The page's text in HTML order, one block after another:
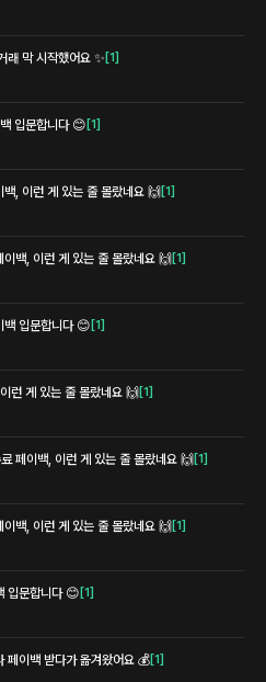
래 막 시작했어요 ✨ [1]
입문합니다 😊 [1]
, 이런 게 있는 줄 몰랐네요 🙌 [1]
백, 이런 게 있는 줄 몰랐네요 🙌 [1]
백 입문합니다 😊 [1]
런 게 있는 줄 몰랐네요 🙌 [1]
페이백, 이런 게 있는 줄 몰랐네요 🙌 [1]
백, 이런 게 있는 줄 몰랐네요 🙌 [1]
입문합니다 😊 [1]
페이백 받다가 옮겨왔어요 💰[1]